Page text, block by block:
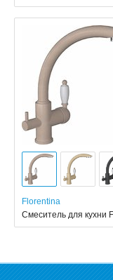
Florentina
Смеситель для кухни